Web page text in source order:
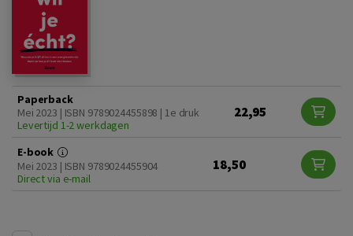
Paperback
Mei 2023 | ISBN 9789024455898 | 1e druk
Levertijd 1-2 werkdagen
22,95
E-book
Mei 2023 | ISBN 9789024455904
Direct via e-mail
18,50